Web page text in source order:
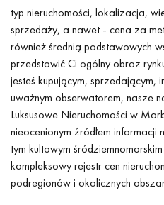
typ nieruchomości, lokalizacja,
sprzedaży, a nawet - cena za
również średnią podstawowych
przedstawić Ci ogólny obraz
jesteś kupującym, sprzedającym,
uważnym obserwatorem, nasze
Luksusowe Nieruchomości w
nieocenionym źródłem informacji
tym kultowym
kompleksowy rejestr cen
podregionów i okolicznych